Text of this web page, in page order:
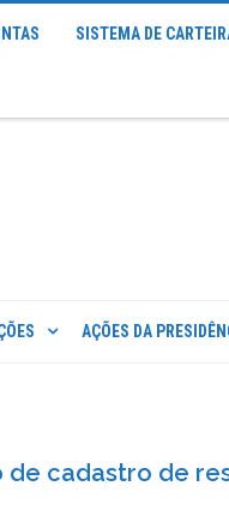
SISTEMA DE
AÇÕES DA
cadastro de